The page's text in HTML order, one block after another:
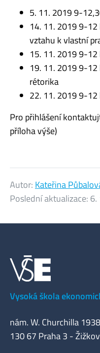
5. 11. 2019 9-
14. 11. 2019 9-
vztahu k vlastní
15. 11. 2019 9-
19. 11. 2019 9-
rétorika
22. 11. 2019 9-
Pro přihlášení
příloha výše)
Autor: Kateřina
Poslední aktualizace: 6.
Vysoká škola
nám. W. Churchilla
130 67 Praha 3 - Žižkov